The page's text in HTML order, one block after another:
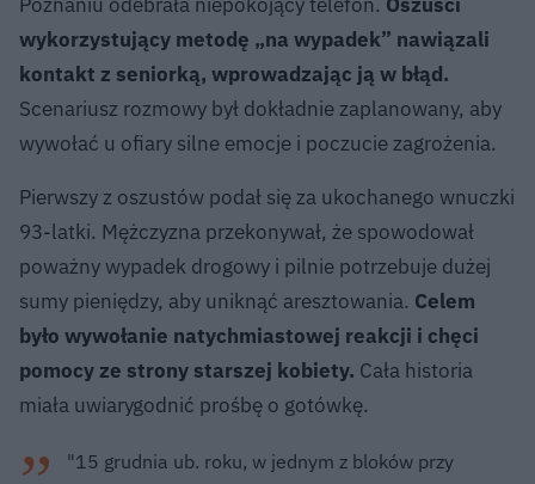
wykorzystujący metodę „na wypadek” nawiązali
kontakt z seniorką, wprowadzając ją w błąd.
Scenariusz rozmowy był dokładnie zaplanowany, aby
wywołać u ofiary silne emocje i poczucie zagrożenia.
Pierwszy z oszustów podał się za ukochanego wnuczki
93-latki. Mężczyzna przekonywał, że spowodował
poważny wypadek drogowy i pilnie potrzebuje dużej
sumy pieniędzy, aby uniknąć aresztowania. Celem
było wywołanie natychmiastowej reakcji i chęci
pomocy ze strony starszej kobiety. Cała historia
miała uwiarygodnić prośbę o gotówkę.
"15 grudnia ub. roku, w jednym z bloków przy